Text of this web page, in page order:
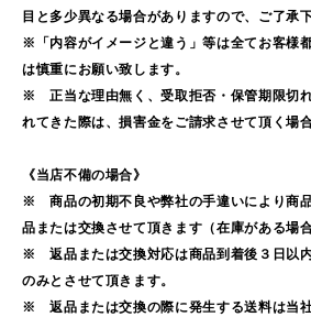
目と多少異なる場合がありますので、ご了承下
※「内容がイメージと違う」等は全てお客様
は慎重にお願い致します。
※ 正当な理由無く、受取拒否・保管期限切
れてきた際は、損害金をご請求させて頂く場
《当店不備の場合》
※ 商品の初期不良や弊社の手違いにより商
品または交換させて頂きます（在庫がある場
※ 返品または交換対応は商品到着後３日以
のみとさせて頂きます。
※ 返品または交換の際に発生する送料は当社